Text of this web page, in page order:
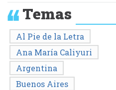
Temas
Al Pie de la Letra
Ana María Caliyuri
Argentina
Buenos Aires